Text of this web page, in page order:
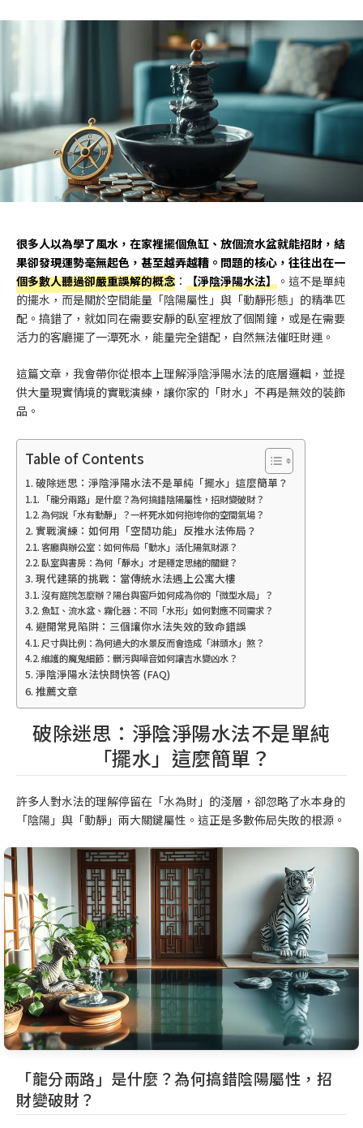
很多人以為學了風水，在家裡擺個魚缸、放個流水盆就能招財，結
果卻發現運勢毫無起色，甚至越弄越糟。問題的核心，往往出在一
個多數人聽過卻嚴重誤解的概念 ： 【淨陰淨陽水法】 。這不是單純
的擺水，而是關於空間能量「陰陽屬性」與「動靜形態」的精準匹
配。搞錯了，就如同在需要安靜的臥室裡放了個鬧鐘，或是在需要
活力的客廳擺了一潭死水，能量完全錯配，自然無法催旺財運。
這篇文章，我會帶你從根本上理解淨陰淨陽水法的底層邏輯，並提
供大量現實情境的實戰演練，讓你家的「財水」不再是無效的裝飾
品。
Table of Contents
破除迷思：淨陰淨陽水法不是單純「擺水」這麼簡單？
「龍分兩路」是什麼？為何搞錯陰陽屬性，招財變破財？
為何說「水有動靜」？一杯死水如何拖垮你的空間氣場？
實戰演練：如何用「空間功能」反推水法佈局？
客廳與辦公室：如何佈局「動水」活化陽氣財源？
臥室與書房：為何「靜水」才是穩定思緒的關鍵？
現代建築的挑戰：當傳統水法遇上公寓大樓
沒有庭院怎麼辦？陽台與窗戶如何成為你的「微型水局」？
魚缸、流水盆、霧化器：不同「水形」如何對應不同需求？
避開常見陷阱：三個讓你水法失效的致命錯誤
尺寸與比例：為何過大的水景反而會造成「淋頭水」煞？
維護的魔鬼細節：髒污與噪音如何讓吉水變凶水？
淨陰淨陽水法快問快答 (FAQ)
推薦文章
破除迷思：淨陰淨陽水法不是單純
「擺水」這麼簡單？
許多人對水法的理解停留在「水為財」的淺層，卻忽略了水本身的
「陰陽」與「動靜」兩大關鍵屬性。這正是多數佈局失敗的根源。
「龍分兩路」是什麼？為何搞錯陰陽屬性，招
財變破財？